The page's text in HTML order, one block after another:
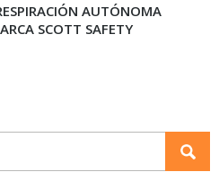
AUTÓNOMA
SCOTT SAFETY